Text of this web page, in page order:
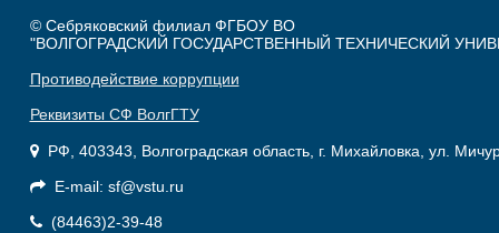
© Себряковский филиал ФГБОУ ВО
"ВОЛГОГРАДСКИЙ ГОСУДАРСТВЕННЫЙ ТЕХНИЧЕСКИЙ
Противодействие коррупции
Реквизиты СФ ВолгГТУ
РФ, 403343, Волгоградская область, г. Михайловка, ул.
E-mail: sf@vstu.ru
(84463)2-39-48